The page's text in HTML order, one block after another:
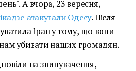
А вчора, 23 вересня,
атакували Одесу. Після
Іран у тому, що вони
убивати наших громадян.
на звинувачення,